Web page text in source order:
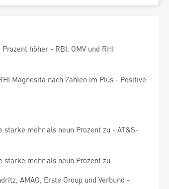
höher - RBI, OMV und RHI
Magnesita nach Zahlen im Plus - Positive
mehr als neun Prozent zu - AT&S-
starke mehr als neun Prozent zu
AMAG, Erste Group und Verbund -